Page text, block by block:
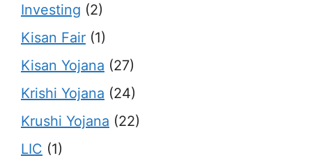
Investing (2)
Kisan Fair (1)
Kisan Yojana (27)
Krishi Yojana (24)
Krushi Yojana (22)
LIC (1)